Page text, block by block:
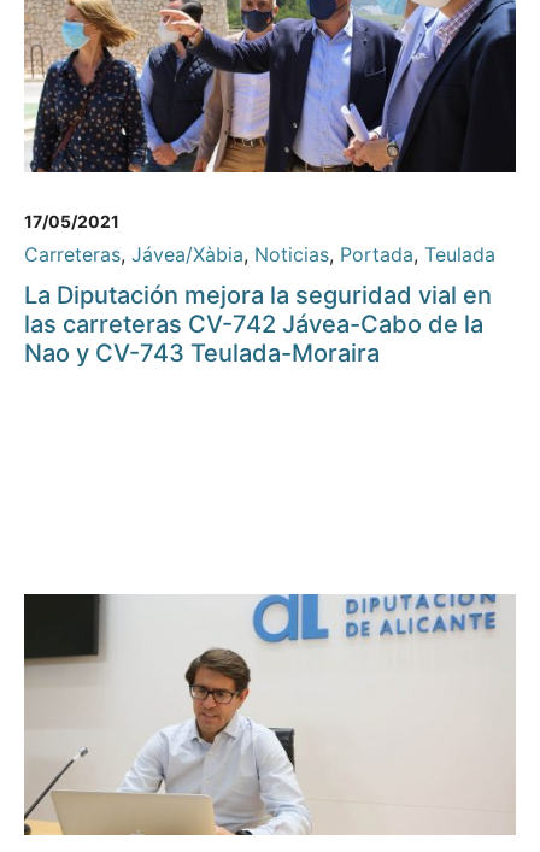
17/05/2021
Carreteras, Jávea/Xàbia, Noticias, Portada, Teulada
La Diputación mejora la seguridad vial en
las carreteras CV-742 Jávea-Cabo de la
Nao y CV-743 Teulada-Moraira